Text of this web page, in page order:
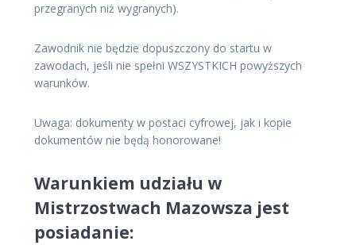
przegranych niż wygranych).
Zawodnik nie będzie dopuszczony do startu w
zawodach, jeśli nie spełni WSZYSTKICH powyższych
warunków.
Uwaga: dokumenty w postaci cyfrowej, jak i kopie
dokumentów nie będą honorowane!
Warunkiem udziału w
Mistrzostwach Mazowsza jest
posiadanie: